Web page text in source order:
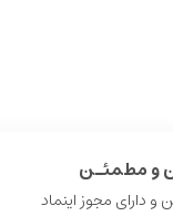
و مطمئـن
و دارای مجوز اینماد